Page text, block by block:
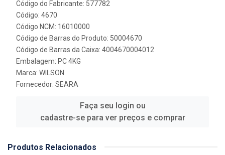
Código do Fabricante: 577782
Código: 4670
Código NCM: 16010000
Código de Barras do Produto: 50004670
Código de Barras da Caixa: 4004670004012
Embalagem: PC 4KG
Marca: WILSON
Fornecedor: SEARA
Faça seu login ou
cadastre-se para ver preços e comprar
Produtos Relacionados